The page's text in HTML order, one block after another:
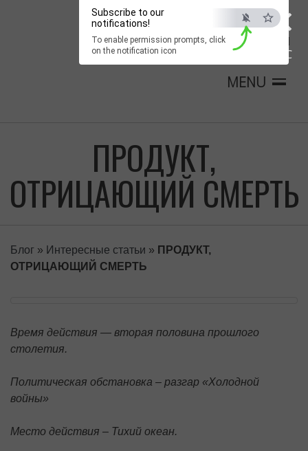
×
ESC
Subscribe to our
notifications!
To enable permission prompts, click
on the notification icon
MENU
ПРОДУКТ,
ОТРИЦАЮЩИЙ СМЕРТЬ
Блог » Интересные статьи » ПРОДУКТ,
ОТРИЦАЮЩИЙ СМЕРТЬ
Время действия — вторая половина прошлого
столетия.
Политическая обстановка – разгар «Холодной
войны»
Место действия – Тихий океан.